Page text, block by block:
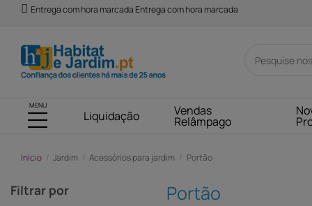
Entrega com hora marcada Entrega com hora marcada
MENU
Liquidação Vendas
Relâmpago
Início Jardim Acessórios para jardim Portão
Portão
Filtrar por